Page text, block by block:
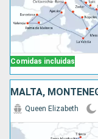
Comidas incluidas
Queen Elizabeth